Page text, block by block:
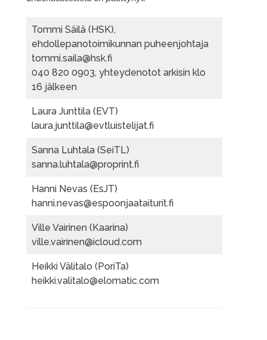
Tommi Säilä (HSK),
ehdollepanotoimikunnan puheenjohtaja
tommi.saila@hsk.fi
040 820 0903, yhteydenotot arkisin klo
16 jälkeen
Laura Junttila (EVT)
laura.junttila@evtluistelijat.fi
Sanna Luhtala (SeiTL)
sanna.luhtala@proprint.fi
Hanni Nevas (EsJT)
hanni.nevas@espoonjaataiturit.fi
Ville Vairinen (Kaarina)
ville.vairinen@icloud.com
Heikki Välitalo (PoriTa)
heikki.valitalo@elomatic.com